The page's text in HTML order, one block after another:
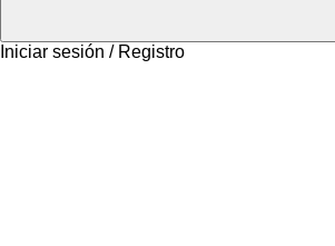
Iniciar sesión / Registro